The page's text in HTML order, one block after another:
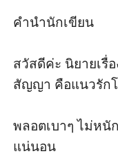
คำนำนักเขียน
สวัสดีค่ะ นิยายเรื่
สัญญา คือแนวรัก
พลอตเบาๆ ไม่หนั
แน่นอน